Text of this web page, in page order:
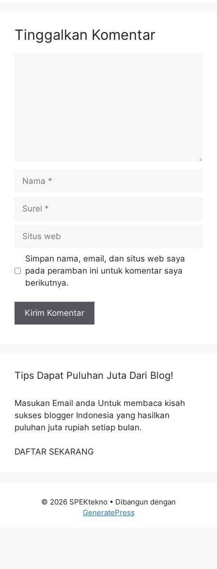
Tinggalkan Komentar
Nama
Surel
Situs
web
Simpan nama, email, dan situs web saya
pada peramban ini untuk komentar saya
berikutnya.
Tips Dapat Puluhan Juta Dari Blog!
Masukan Email anda Untuk membaca kisah
sukses blogger Indonesia yang hasilkan
puluhan juta rupiah setiap bulan.
DAFTAR SEKARANG
© 2026 SPEKtekno • Dibangun dengan
GeneratePress